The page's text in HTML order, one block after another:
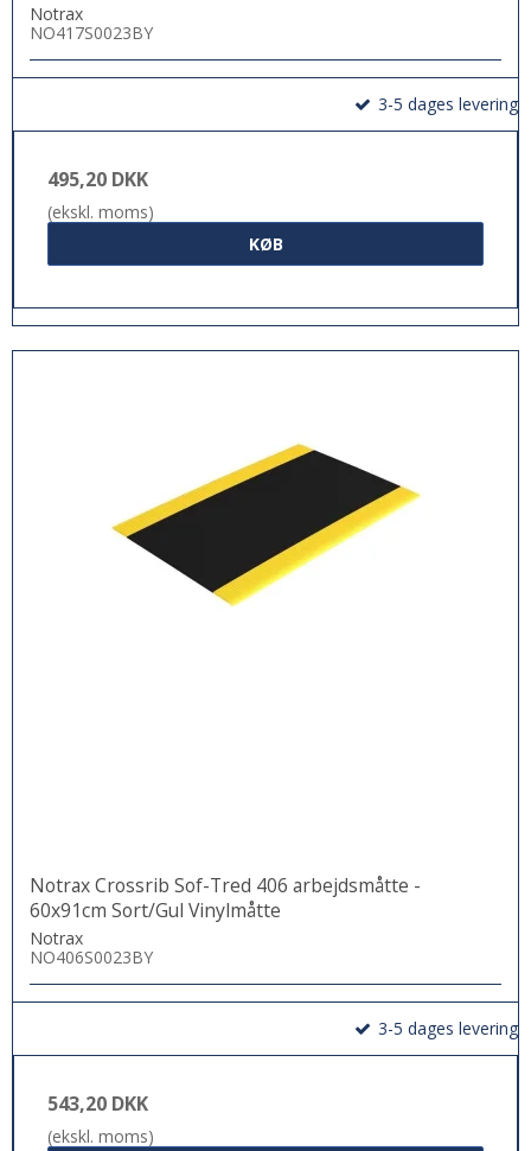
Notrax
NO417S0023BY
3-5 dages levering
495,20 DKK
(ekskl. moms)
KØB
Notrax Crossrib Sof-Tred 406 arbejdsmåtte -
60x91cm Sort/Gul Vinylmåtte
Notrax
NO406S0023BY
3-5 dages levering
543,20 DKK
(ekskl. moms)